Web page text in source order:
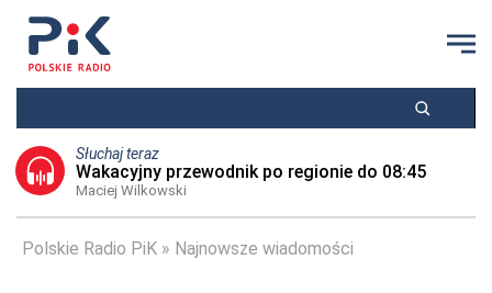
Słuchaj teraz
Wakacyjny przewodnik po regionie do 08:45
Maciej Wilkowski
Polskie Radio PiK Najnowsze wiadomości